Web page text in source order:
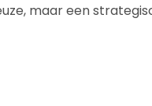
maar een